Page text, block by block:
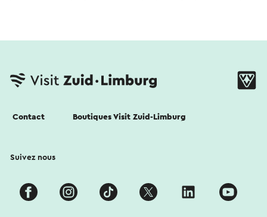
Contact Boutiques Visit Zuid-Limburg
Suivez nous